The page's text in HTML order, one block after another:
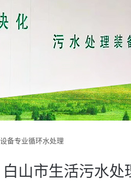
备专业循环水处理
白山市生活污水处